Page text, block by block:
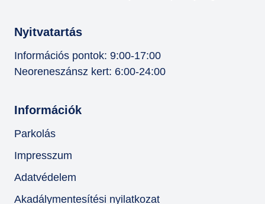
Nyitvatartás
Információs pontok: 9:00-17:00
Neoreneszánsz kert: 6:00-24:00
Információk
Parkolás
Impresszum
Adatvédelem
Akadálymentesítési nyilatkozat